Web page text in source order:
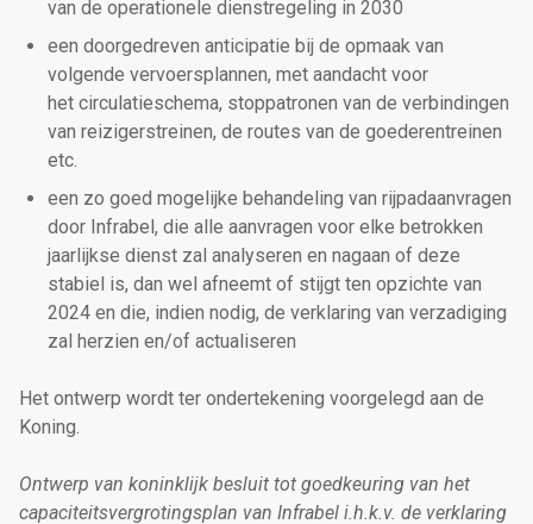
van de operationele dienstregeling in 2030
een doorgedreven anticipatie bij de opmaak van
volgende vervoersplannen, met aandacht voor
het circulatieschema, stoppatronen van de verbindingen
van reizigerstreinen, de routes van de goederentreinen
etc.
een zo goed mogelijke behandeling van rijpadaanvragen
door Infrabel, die alle aanvragen voor elke betrokken
jaarlijkse dienst zal analyseren en nagaan of deze
stabiel is, dan wel afneemt of stijgt ten opzichte van
2024 en die, indien nodig, de verklaring van verzadiging
zal herzien en/of actualiseren
Het ontwerp wordt ter ondertekening voorgelegd aan de
Koning.
Ontwerp van koninklijk besluit tot goedkeuring van het
capaciteitsvergrotingsplan van Infrabel i.h.k.v. de verklaring